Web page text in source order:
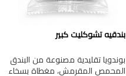
بندقيه تشوكليت كبير
بوندويا تقليدية مصنوعة من البندق
المحمص المقرمش، مغطاة بسخاء